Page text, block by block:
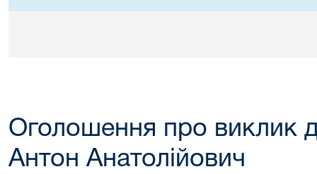
Оголошення про виклик
Антон Анатолійович